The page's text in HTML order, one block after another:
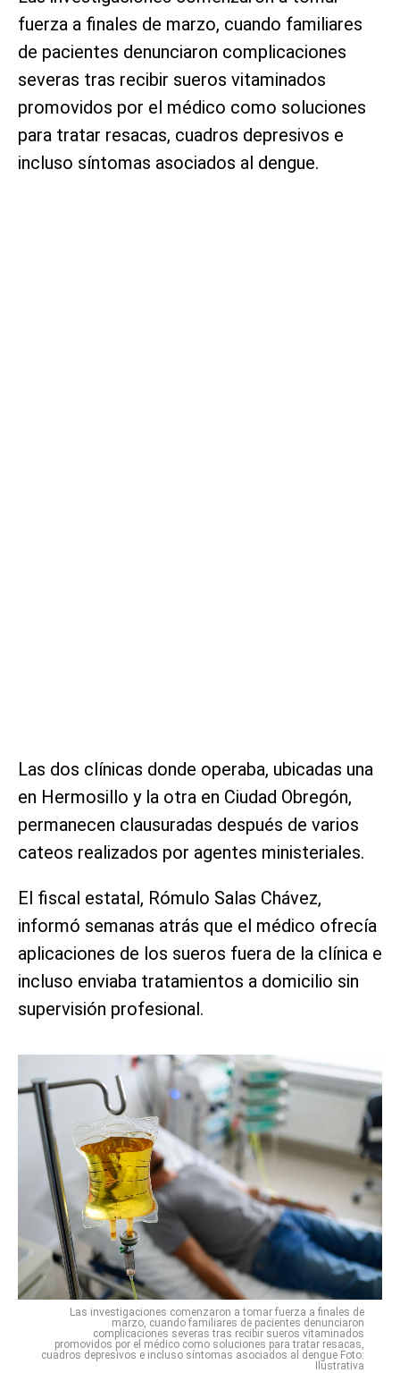
fuerza a finales de marzo, cuando familiares
de pacientes denunciaron complicaciones
severas tras recibir sueros vitaminados
promovidos por el médico como soluciones
para tratar resacas, cuadros depresivos e
incluso síntomas asociados al dengue.
Las dos clínicas donde operaba, ubicadas una
en Hermosillo y la otra en Ciudad Obregón,
permanecen clausuradas después de varios
cateos realizados por agentes ministeriales.
El fiscal estatal, Rómulo Salas Chávez,
informó semanas atrás que el médico ofrecía
aplicaciones de los sueros fuera de la clínica e
incluso enviaba tratamientos a domicilio sin
supervisión profesional.
Las investigaciones comenzaron a tomar fuerza a finales de
marzo, cuando familiares de pacientes denunciaron
complicaciones severas tras recibir sueros vitaminados
promovidos por el médico como soluciones para tratar resacas,
cuadros depresivos e incluso síntomas asociados al dengue Foto:
Ilustrativa